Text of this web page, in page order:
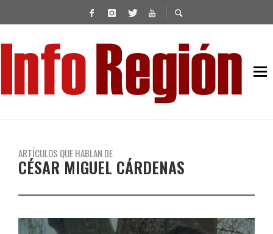
ARTÍCULOS QUE HABLAN DE
CÉSAR MIGUEL CÁRDENAS